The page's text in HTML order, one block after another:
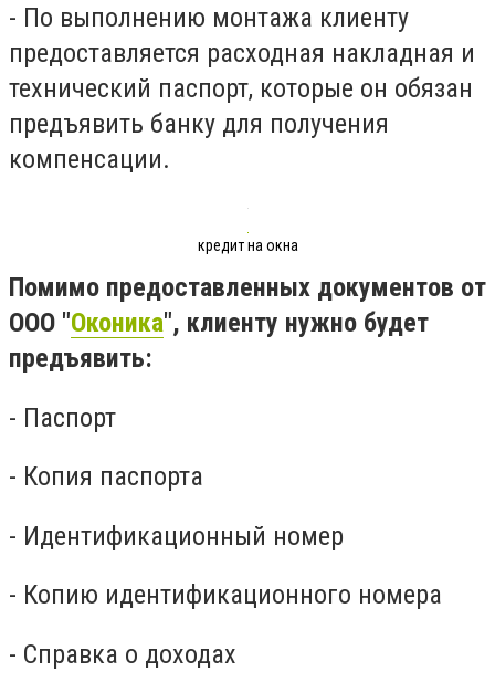
- По выполнению монтажа клиенту
предоставляется расходная накладная и
технический паспорт, которые он обязан
предъявить банку для получения
компенсации.
кредит на окна
Помимо предоставленных документов от
ООО "Оконика", клиенту нужно будет
предъявить:
- Паспорт
- Копия паспорта
- Идентификационный номер
- Копию идентификационного номера
- Справка о доходах